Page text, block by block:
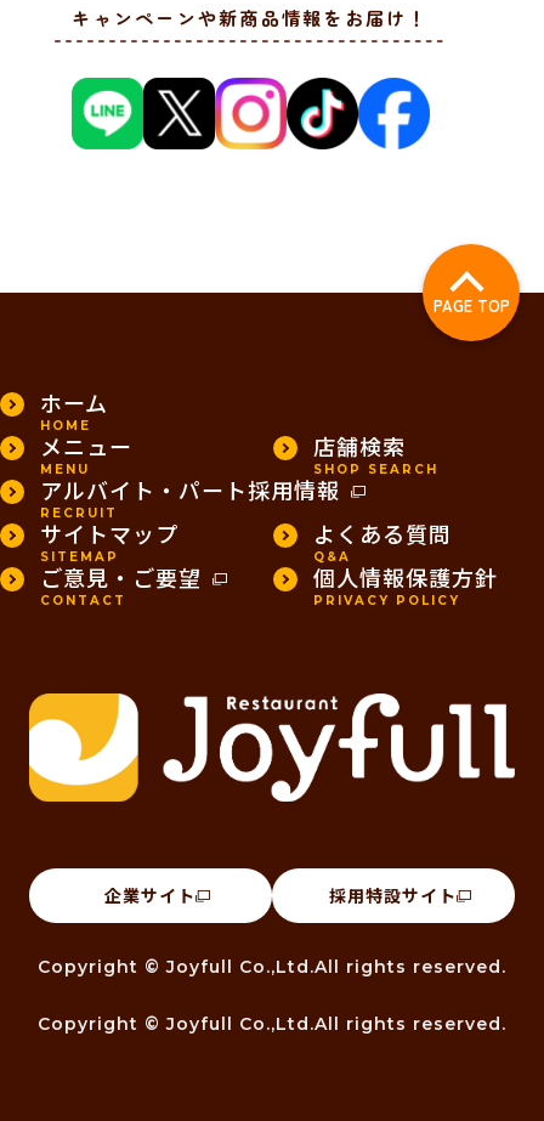
キャンペーンや新商品情報をお届け！
PAGE TOP
ホーム
HOME
メニュー
MENU
店舗検索
SHOP SEARCH
アルバイト・パート採用情報
RECRUIT
サイトマップ
SITEMAP
よくある質問
Q&A
ご意見・ご要望
CONTACT
個人情報保護方針
PRIVACY POLICY
企業サイト 採用特設サイト
Copyright © Joyfull Co.,Ltd.All rights reserved.
Copyright © Joyfull Co.,Ltd.All rights reserved.